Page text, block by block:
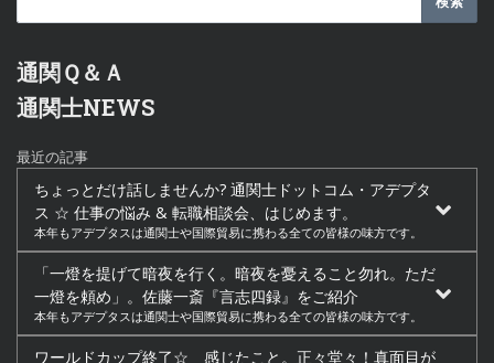
通関Ｑ＆Ａ
通関士NEWS
最近の記事
ちょっとだけ話しませんか? 通関士ドットコム・アデプタ
ス ☆ 仕事の悩み & 転職相談会、はじめます。
本年もアデプタスは通関士や国際貿易に携わる全ての皆様の味方です。
「一燈を提げて暗夜を行く。暗夜を憂えること勿れ。ただ
一燈を頼め」。佐藤一斎『言志四録』をご紹介
本年もアデプタスは通関士や国際貿易に携わる全ての皆様の味方です。
ワールドカップ終了☆ 感じたこと。正々堂々！真面目が